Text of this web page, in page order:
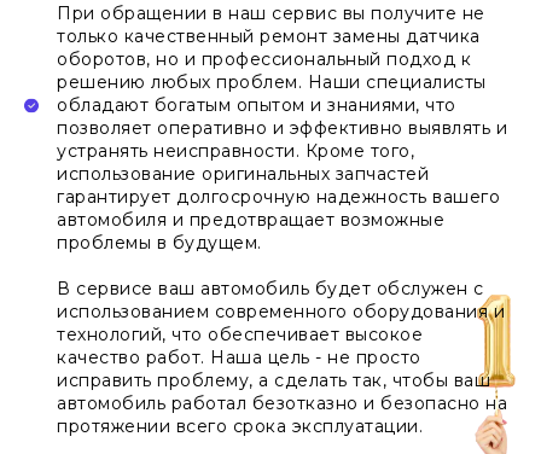
При обращении в наш сервис вы получите не
только качественный ремонт замены датчика
оборотов, но и профессиональный подход к
решению любых проблем. Наши специалисты
обладают богатым опытом и знаниями, что
позволяет оперативно и эффективно выявлять и
устранять неисправности. Кроме того,
использование оригинальных запчастей
гарантирует долгосрочную надежность вашего
автомобиля и предотвращает возможные
проблемы в будущем.
В сервисе ваш автомобиль будет обслужен с
использованием современного оборудования и
технологий, что обеспечивает высокое
качество работ. Наша цель - не просто
исправить проблему, а сделать так, чтобы ваш
автомобиль работал безотказно и безопасно на
протяжении всего срока эксплуатации.